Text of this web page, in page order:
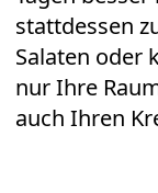
stattdessen
Salaten oder
nur Ihre
auch Ihren